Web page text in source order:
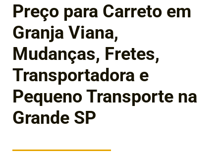
Preço para Carreto em
Granja Viana,
Mudanças, Fretes,
Transportadora e
Pequeno Transporte na
Grande SP